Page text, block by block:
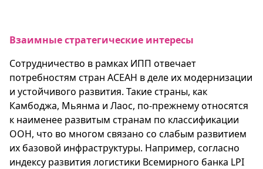
Взаимные стратегические интересы
Сотрудничество в рамках ИПП отвечает
потребностям стран АСЕАН в деле их модернизации
и устойчивого развития. Такие страны, как
Камбоджа, Мьянма и Лаос, по-прежнему относятся
к наименее развитым странам по классификации
ООН, что во многом связано со слабым развитием
их базовой инфраструктуры. Например, согласно
индексу развития логистики Всемирного банка LPI